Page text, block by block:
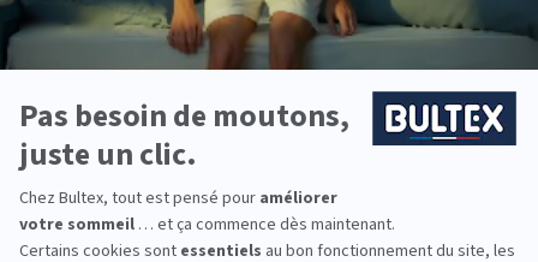
adapté, le soutien est cohérent et durable.
Pour une chambre principale, une chambre d’ami ou
la literie des enfants, équipez toute la famille avec
*Marque la plus détenue : 18 599 personnes
interrogées de février 2019 à mars 2025. Institut
Iligo.
FRANCE LITERIE VESOUL :
essayez avant d’acheter